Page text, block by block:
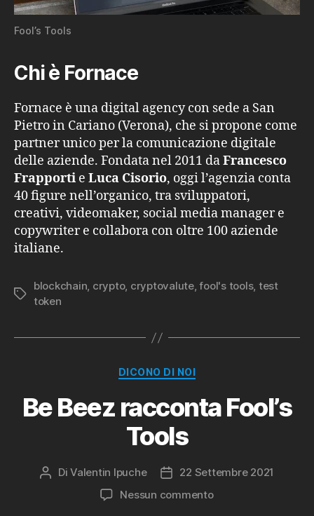
Fool’s Tools
Chi è Fornace
Fornace è una digital agency con sede a San
Pietro in Cariano (Verona), che si propone come
partner unico per la comunicazione digitale
delle aziende. Fondata nel 2011 daFrancesco
Frapporti e Luca Cisorio, oggi l’agenzia conta
40 figure nell’organico, tra sviluppatori,
creativi, videomaker, social media manager e
copywriter e collabora con oltre 100 aziende
italiane.
Tag
blockchain, crypto, cryptovalute,fool's tools, test
token
Categorie
DICONO DI NOI
Be Beez racconta Fool’s
Tools
Autore
DiValentin Ipuche
Data22 Settembre 2021
Nessun commentosu